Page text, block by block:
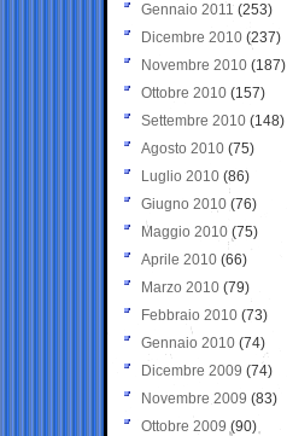
Gennaio 2011 (253)
Dicembre 2010 (237)
Novembre 2010 (187)
Ottobre 2010 (157)
Settembre 2010 (148)
Agosto 2010 (75)
Luglio 2010 (86)
Giugno 2010 (76)
Maggio 2010 (75)
Aprile 2010 (66)
Marzo 2010 (79)
Febbraio 2010 (73)
Gennaio 2010 (74)
Dicembre 2009 (74)
Novembre 2009 (83)
Ottobre 2009 (90)